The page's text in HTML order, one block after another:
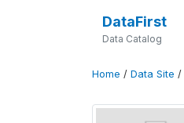
DataFirst
Data Catalog
Home / Data Site /